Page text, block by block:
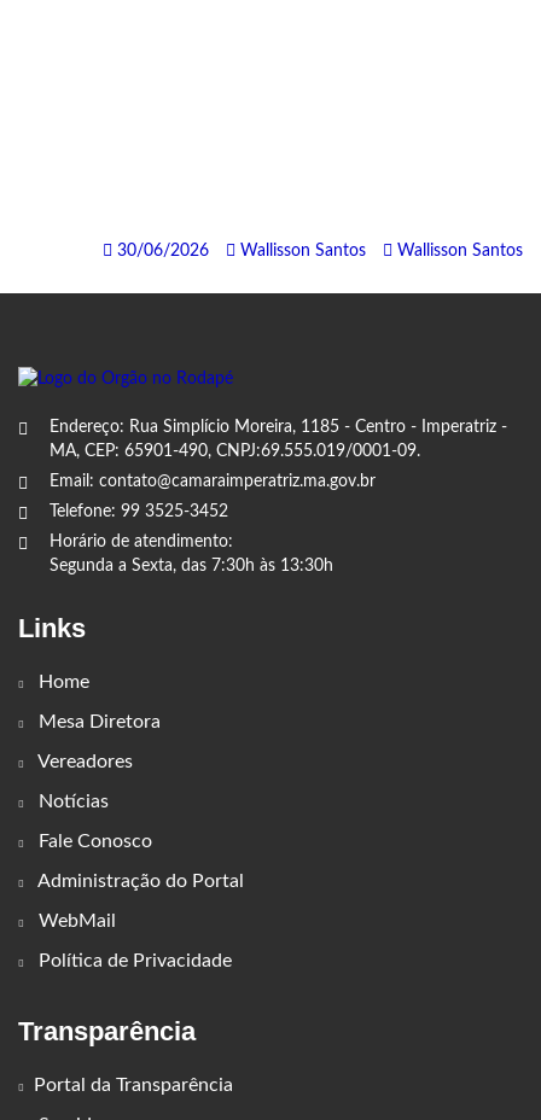
30/06/2026 Wallisson Santos Wallisson Santos
Endereço: Rua Simplício Moreira, 1185 - Centro - Imperatriz -
MA, CEP: 65901-490, CNPJ:69.555.019/0001-09.
Email: contato@camaraimperatriz.ma.gov.br
Telefone: 99 3525-3452
Horário de atendimento:
Segunda a Sexta, das 7:30h às 13:30h
Links
Home
Mesa Diretora
Vereadores
Notícias
Fale Conosco
Administração do Portal
WebMail
Política de Privacidade
Transparência
Portal da Transparência